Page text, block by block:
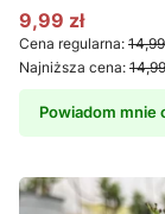
Cena promocyjna
9,99 zł
Cena regularna:
Najniższa cena:
Powiadom mnie